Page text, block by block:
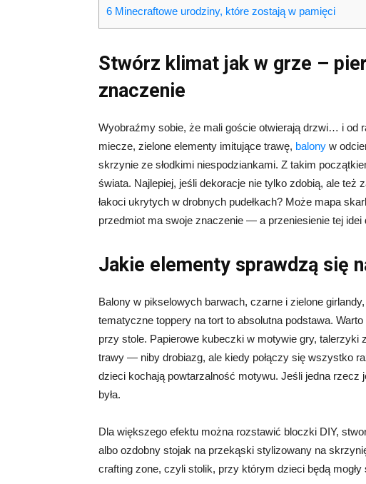
6 Minecraftowe urodziny, które zostają w pamięci
Stwórz klimat jak w grze –
znaczenie
Wyobraźmy sobie, że mali goście otwierają drzwi… i od
miecze, zielone elementy imitujące trawę, balony w
skrzynie ze słodkimi niespodziankami. Z takim
świata. Najlepiej, jeśli dekoracje nie tylko zdobią, ale też
łakoci ukrytych w drobnych pudełkach? Może mapa
przedmiot ma swoje znaczenie — a przeniesienie tej
Jakie elementy sprawdzą się
Balony w pikselowych barwach, czarne i zielone
tematyczne toppery na tort to absolutna podstawa.
przy stole. Papierowe kubeczki w motywie gry, talerzyki
trawy — niby drobiazg, ale kiedy połączy się wszystko
dzieci kochają powtarzalność motywu. Jeśli jedna rzecz
była.
Dla większego efektu można rozstawić bloczki DIY,
albo ozdobny stojak na przekąski stylizowany na
crafting zone, czyli stolik, przy którym dzieci będą